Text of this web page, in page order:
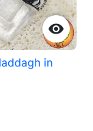

in